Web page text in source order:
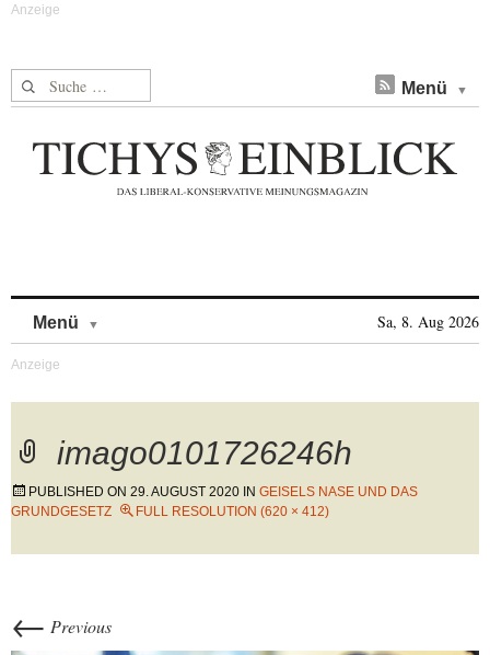
Suche nach: Menü
Menü Sa, 8. Aug 2026
imago0101726246h
PUBLISHED ON 29. AUGUST 2020 IN GEISELS NASE UND DAS
GRUNDGESETZ
FULL RESOLUTION (620 × 412)
← Previous